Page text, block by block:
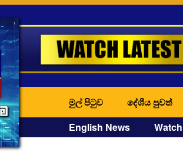
මුල් පිටුව දේශීය පුවත්
English News